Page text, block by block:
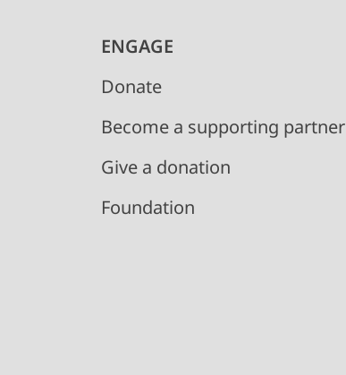
ENGAGE
Donate
Become a supporting partner
Give a donation
Foundation